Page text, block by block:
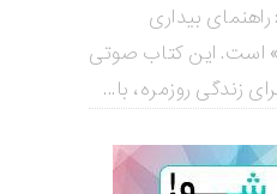
بیداری
است. این کتاب صوتی
زندگی روزمره، با...